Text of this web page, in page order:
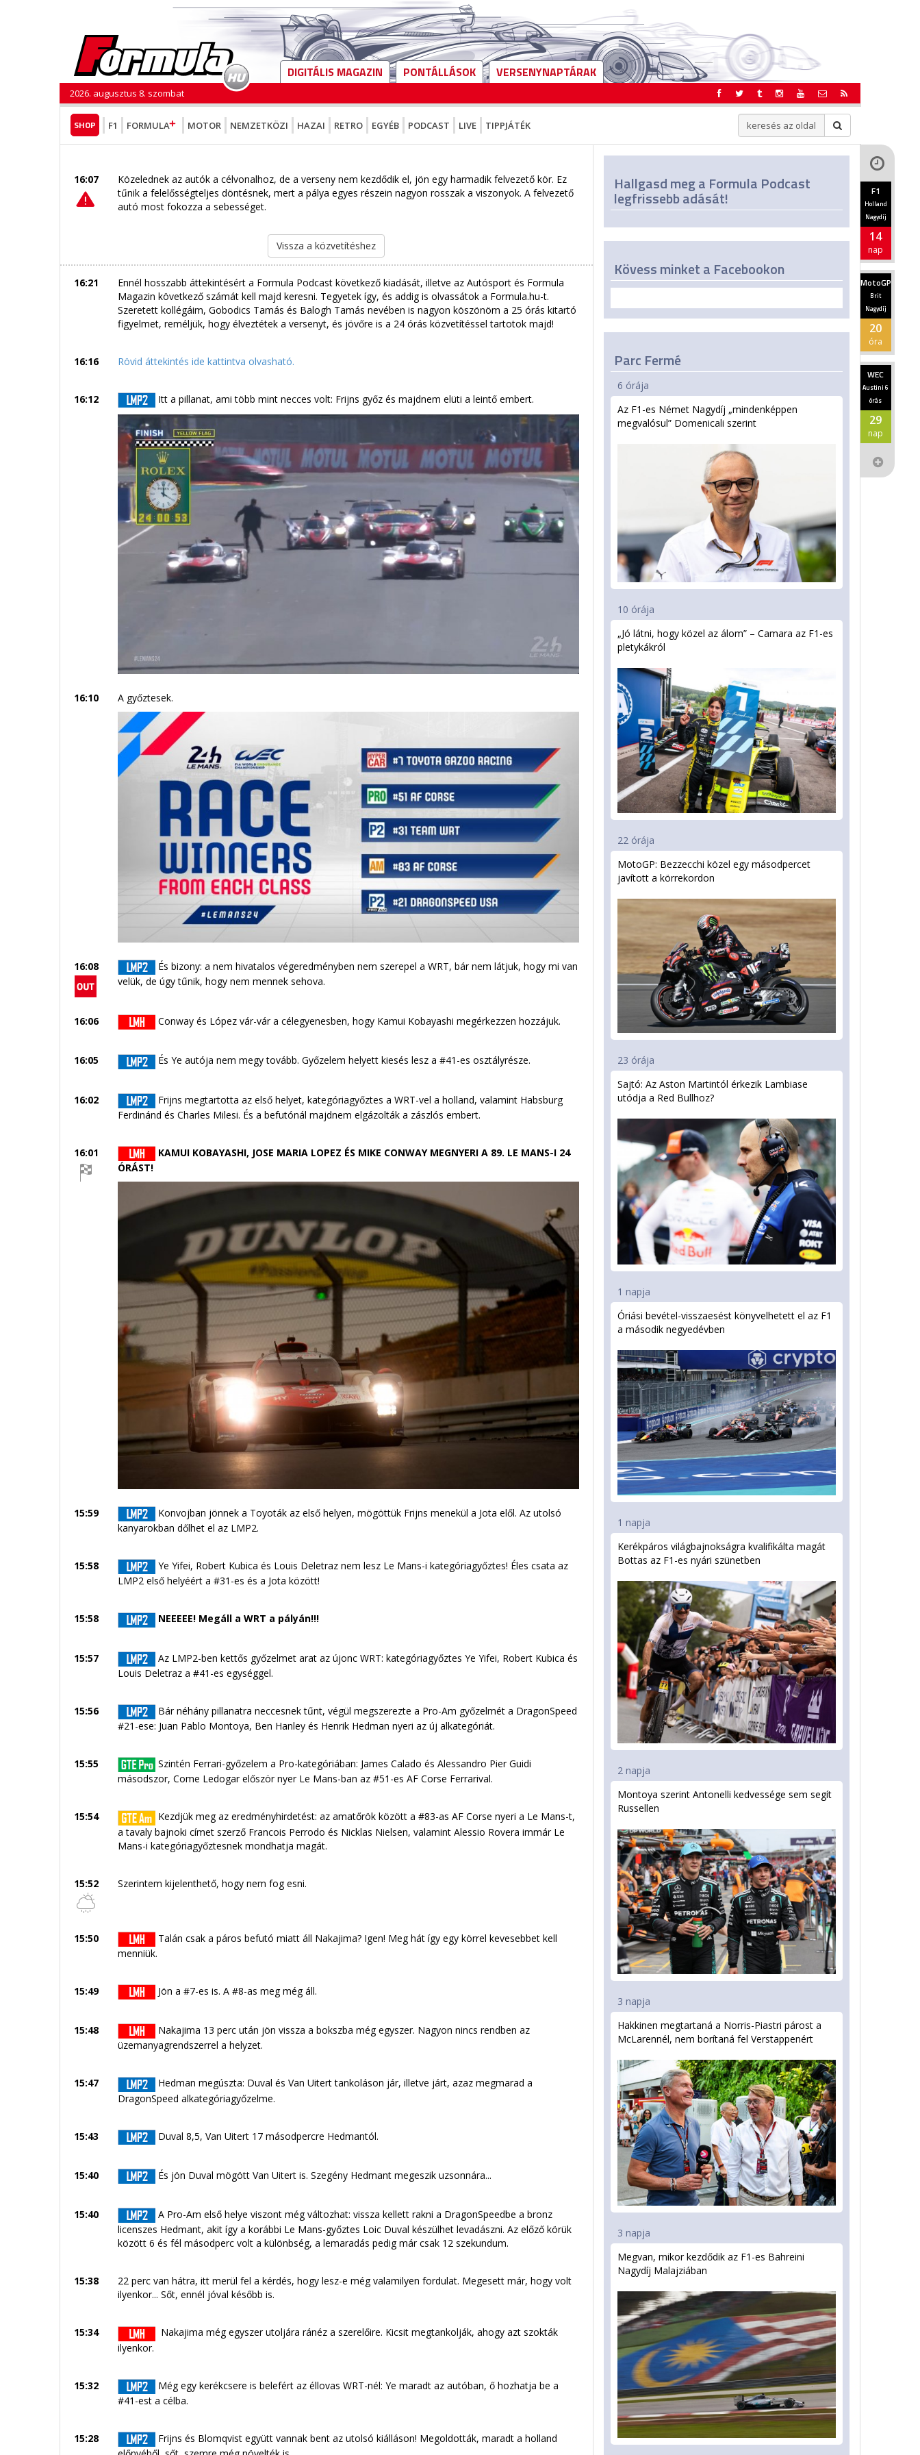
DIGITÁLIS MAGAZIN PONTÁLLÁSOK VERSENYNAPTÁRAK
2026. augusztus 8. szombat
SHOP F1 FORMULA MOTOR NEMZETKÖZI HAZAI RETRO EGYÉB PODCAST LIVE TIPPJÁTÉK
16:07
Közelednek az autók a célvonalhoz, de a verseny nem kezdődik el, jön egy harmadik felvezető kör. Ez
tűnik a felelősségteljes döntésnek, mert a pálya egyes részein nagyon rosszak a viszonyok. A felvezető
autó most fokozza a sebességet.
Vissza a közvetítéshez
16:21
Ennél hosszabb áttekintésért a Formula Podcast következő kiadását, illetve az Autósport és Formula
Magazin következő számát kell majd keresni. Tegyetek így, és addig is olvassátok a Formula.hu-t.
Szeretett kollégáim, Gobodics Tamás és Balogh Tamás nevében is nagyon köszönöm a 25 órás kitartó
figyelmet, reméljük, hogy élveztétek a versenyt, és jövőre is a 24 órás közvetítéssel tartotok majd!
16:16 Rövid áttekintés ide kattintva olvasható.
16:12 Itt a pillanat, ami több mint necces volt: Frijns győz és majdnem elüti a leintő embert.
16:10 A győztesek.
16:08
És bizony: a nem hivatalos végeredményben nem szerepel a WRT, bár nem látjuk, hogy mi van
velük, de úgy tűnik, hogy nem mennek sehova.
16:06 Conway és López vár-vár a célegyenesben, hogy Kamui Kobayashi megérkezzen hozzájuk.
16:05 És Ye autója nem megy tovább. Győzelem helyett kiesés lesz a #41-es osztályrésze.
16:02
Frijns megtartotta az első helyet, kategóriagyőztes a WRT-vel a holland, valamint Habsburg
Ferdinánd és Charles Milesi. És a befutónál majdnem elgázolták a zászlós embert.
16:01
KAMUI KOBAYASHI, JOSE MARIA LOPEZ ÉS MIKE CONWAY MEGNYERI A 89. LE MANS-I 24
ÓRÁST!
15:59
Konvojban jönnek a Toyoták az első helyen, mögöttük Frijns menekül a Jota elől. Az utolsó
kanyarokban dőlhet el az LMP2.
15:58
Ye Yifei, Robert Kubica és Louis Deletraz nem lesz Le Mans-i kategóriagyőztes! Éles csata az
LMP2 első helyéért a #31-es és a Jota között!
15:58 NEEEEE! Megáll a WRT a pályán!!!
15:57
Az LMP2-ben kettős győzelmet arat az újonc WRT: kategóriagyőztes Ye Yifei, Robert Kubica és
Louis Deletraz a #41-es egységgel.
15:56
Bár néhány pillanatra neccesnek tűnt, végül megszerezte a Pro-Am győzelmét a DragonSpeed
#21-ese: Juan Pablo Montoya, Ben Hanley és Henrik Hedman nyeri az új alkategóriát.
15:55
Szintén Ferrari-győzelem a Pro-kategóriában: James Calado és Alessandro Pier Guidi
másodszor, Come Ledogar először nyer Le Mans-ban az #51-es AF Corse Ferrarival.
15:54
Kezdjük meg az eredményhirdetést: az amatőrök között a #83-as AF Corse nyeri a Le Mans-t,
a tavaly bajnoki címet szerző Francois Perrodo és Nicklas Nielsen, valamint Alessio Rovera immár Le
Mans-i kategóriagyőztesnek mondhatja magát.
15:52 Szerintem kijelenthető, hogy nem fog esni.
15:50
Talán csak a páros befutó miatt áll Nakajima? Igen! Meg hát így egy körrel kevesebbet kell
menniük.
15:49 Jön a #7-es is. A #8-as meg még áll.
15:48
Nakajima 13 perc után jön vissza a bokszba még egyszer. Nagyon nincs rendben az
üzemanyagrendszerrel a helyzet.
15:47
Hedman megúszta: Duval és Van Uitert tankoláson jár, illetve járt, azaz megmarad a
DragonSpeed alkategóriagyőzelme.
15:43 Duval 8,5, Van Uitert 17 másodpercre Hedmantól.
15:40 És jön Duval mögött Van Uitert is. Szegény Hedmant megeszik uzsonnára...
15:40
A Pro-Am első helye viszont még változhat: vissza kellett rakni a DragonSpeedbe a bronz
licenszes Hedmant, akit így a korábbi Le Mans-győztes Loic Duval készülhet levadászni. Az előző körük
között 6 és fél másodperc volt a különbség, a lemaradás pedig már csak 12 szekundum.
15:38
22 perc van hátra, itt merül fel a kérdés, hogy lesz-e még valamilyen fordulat. Megesett már, hogy volt
ilyenkor... Sőt, ennél jóval később is.
15:34
Nakajima még egyszer utoljára ránéz a szerelőire. Kicsit megtankolják, ahogy azt szokták
ilyenkor.
15:32
Még egy kerékcsere is belefért az éllovas WRT-nél: Ye maradt az autóban, ő hozhatja be a
#41-est a célba.
15:28
Frijns és Blomqvist együtt vannak bent az utolsó kiálláson! Megoldották, maradt a holland
Hallgasd meg a Formula Podcast
legfrissebb adását! F1
Holland
Nagydíj
14
nap
MotoGP
Brit
Nagydíj
20
óra
WEC
Austini 6
órás
29
nap
Kövess minket a Facebookon
Parc Fermé
6 órája
Az F1-es Német Nagydíj „mindenképpen
megvalósul” Domenicali szerint
10 órája
„Jó látni, hogy közel az álom” – Camara az F1-es
pletykákról
22 órája
MotoGP: Bezzecchi közel egy másodpercet
javított a körrekordon
23 órája
Sajtó: Az Aston Martintól érkezik Lambiase
utódja a Red Bullhoz?
1 napja
Óriási bevétel-visszaesést könyvelhetett el az F1
a második negyedévben
1 napja
Kerékpáros világbajnokságra kvalifikálta magát
Bottas az F1-es nyári szünetben
2 napja
Montoya szerint Antonelli kedvessége sem segít
Russellen
3 napja
Hakkinen megtartaná a Norris-Piastri párost a
McLarennél, nem borítaná fel Verstappenért
3 napja
Megvan, mikor kezdődik az F1-es Bahreini
Nagydíj Malajziában